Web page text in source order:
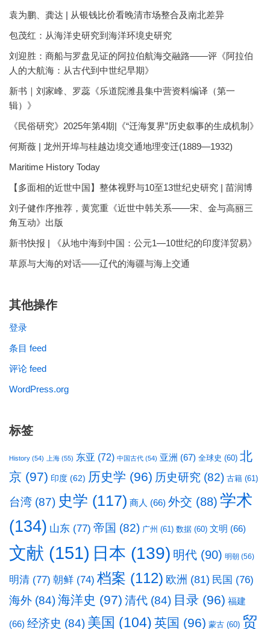
袁为鹏、龚达 | 从银钱比价看晚清市场整合及南北差异
包茂红：从海洋史研究到海洋环境史研究
刘迎胜：商船与罗盘见证的阿拉伯航海交融路——评《阿拉伯
人的大航海：从古代到中世纪早期》
新书｜刘家峰、罗蕊《乐道院潍县集中营资料编译（第一
辑）》
《民俗研究》2025年第4期|《“迁海复界”历史叙事的生成机制》
何斯薇 | 龙州开埠与桂越边境交通地理变迁(1889—1932)
Maritime History Today
【多面相的近世中国】整体视野与10至13世纪史研究 | 苗润博
刘子健作序推荐，黄宽重《近世中韩关系——宋、金与高丽三
角互动》出版
新书快报 | 《从地中海到中国：公元1—10世纪的印度洋贸易》
草原与大海的对话——辽代的海疆与海上交通
其他操作
登录
条目 feed
评论 feed
WordPress.org
标签
History (54) 上海 (55) 东亚 (72) 中国古代 (54) 亚洲 (67) 全球史 (60) 北
京 (97) 印度 (62) 历史学 (96) 历史研究 (82) 古籍 (61)
台湾 (87) 史学 (117) 商人 (66) 外交 (88) 学术
(134) 山东 (77) 帝国 (82) 广州 (61) 数据 (60) 文明 (66)
文献 (151) 日本 (139) 明代 (90) 明朝 (56)
明清 (77) 朝鲜 (74) 档案 (112) 欧洲 (81) 民国 (76)
海外 (84)海洋史 (97) 清代 (84) 目录 (96) 福建
(66) 经济史 (84) 美国 (104) 英国 (96) 蒙古 (60) 贸